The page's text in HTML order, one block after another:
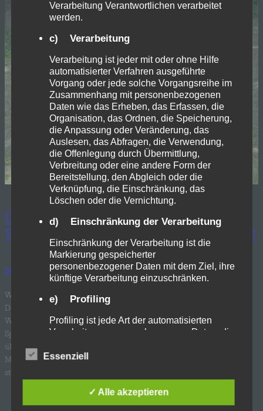
Ü65-SG wird Deutscher Vize-Meister:
Wellensieker Trio bei den Titelkämpfen!
Mai 28, 2026—vonMarcel Eggertin Allgemein
Was für ein Erfolg am Pfingstsamstag! Bei der inoffiziellen
Deutschen Ü65-Kleinfeldmeisterschaft (6+1), die von der SG
Wattenscheid 09 ausgerichtet wurde, feierte unsere
Spielgemeinschaft (SG 1.FC Isselhorst / 1.FCH Jöllenbeck) einen
überragenden Erfolg und sicherte sich sensationell den Vize-
Meistertitel! Besonders stolz ist der VfR Wellensiek auf seine
starken Routiniers: Mit Ulrich Bergander, Rolf Fritz und Jörg…
Verarbeitung Verantwortlichen verarbeitet
werden.
c) Verarbeitung
Verarbeitung ist jeder mit oder ohne Hilfe
automatisierter Verfahren ausgeführte
Vorgang oder jede solche Vorgangsreihe im
Zusammenhang mit personenbezogenen
Daten wie das Erheben, das Erfassen, die
Organisation, das Ordnen, die Speicherung,
die Anpassung oder Veränderung, das
Auslesen, das Abfragen, die Verwendung,
die Offenlegung durch Übermittlung,
Verbreitung oder eine andere Form der
Bereitstellung, den Abgleich oder die
Verknüpfung, die Einschränkung, das
Löschen oder die Vernichtung.
d) Einschränkung der Verarbeitung
Einschränkung der Verarbeitung ist die
Markierung gespeicherter
personenbezogener Daten mit dem Ziel, ihre
künftige Verarbeitung einzuschränken.
e) Profiling
Profiling ist jede Art der automatisierten
Verarbeitung personenbezogener Daten, die
personenbezogenen Daten verwendet
die sich auf eine natürliche Person beziehen,
zu bewerten, insbesondere, um Aspekte
bezüglich Arbeitsleistung, wirtschaftlicher
Essenziell
✓ Alle akzeptieren